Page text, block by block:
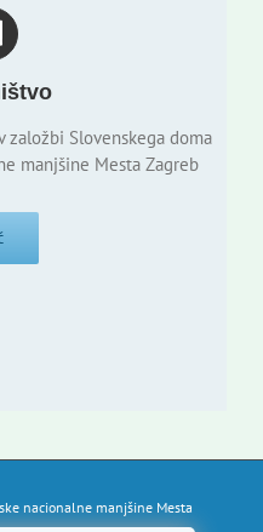
Slovenskega doma
manjšine Mesta Zagreb
nacionalne manjšine Mesta